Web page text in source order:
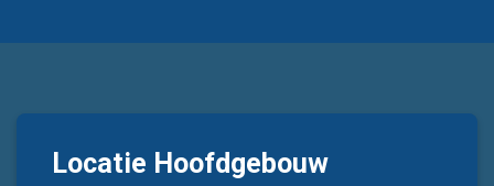
Locatie Hoofdgebouw